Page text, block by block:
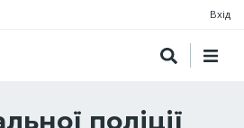
Вхід
поліції